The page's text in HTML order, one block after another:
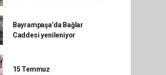
Bayrampaşa’da Bağlar
Caddesi yenileniyor
15 Temmuz